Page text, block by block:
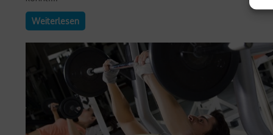
Weiterlesen